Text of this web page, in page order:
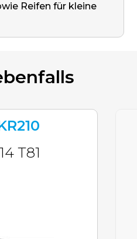
Reifen für kleine
T81